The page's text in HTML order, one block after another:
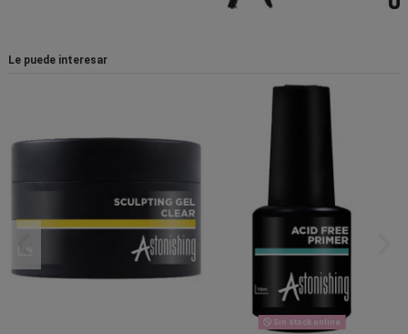
Le puede interesar
Sin stock online